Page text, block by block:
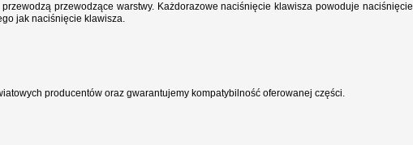
przewodzące warstwy. Każdorazowe naciśnięcie klawisza powoduje naciśnięcie
jak naciśnięcie klawisza.
producentów oraz gwarantujemy kompatybilność oferowanej części.